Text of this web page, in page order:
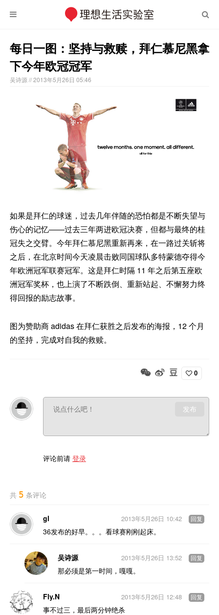
每日一图：坚持与救赎，拜仁慕尼黑拿
下今年欧冠冠军
吴诗源 // 2013年5月26日 05:46
如果是拜仁的球迷，过去几年伴随的恐怕都是不断失望与
伤心的记忆——过去三年两进欧冠决赛，但都与最终的桂
冠失之交臂。今年拜仁慕尼黑重新再来，在一路过关斩将
之后，在北京时间今天凌晨击败同国球队多特蒙德夺得今
年欧洲冠军联赛冠军。这是拜仁时隔 11 年之后第五座欧
洲冠军奖杯，也上演了不断跌倒、重新站起、不懈努力终
得回报的励志故事。
图为赞助商 adidas 在拜仁获胜之后发布的海报，12 个月
的坚持，完成对自我的救赎。
0
发布
评论前请 登录
共 5 条评论
gl
36发布的好早。。。看球赛刚刚起床。
2013年5月26日 10:42 回复
吴诗源
那必须是第一时间，嘎嘎。
2013年5月26日 13:52 回复
Fly.N
事不过三，最后两分钟绝杀
2013年5月26日 12:48 回复